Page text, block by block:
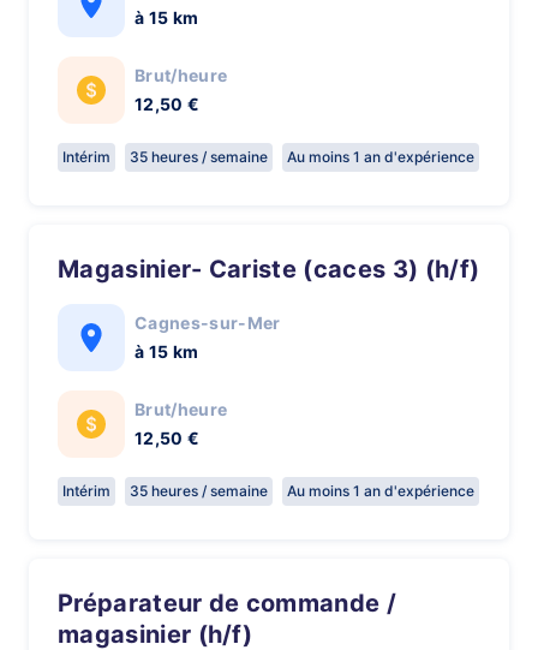
à 15 km
Brut/heure
12,50 €
Intérim 35 heures / semaine Au moins 1 an d'expérience
Magasinier- Cariste (caces 3) (h/f)
Cagnes-sur-Mer
à 15 km
Brut/heure
12,50 €
Intérim 35 heures / semaine Au moins 1 an d'expérience
Préparateur de commande /
magasinier (h/f)